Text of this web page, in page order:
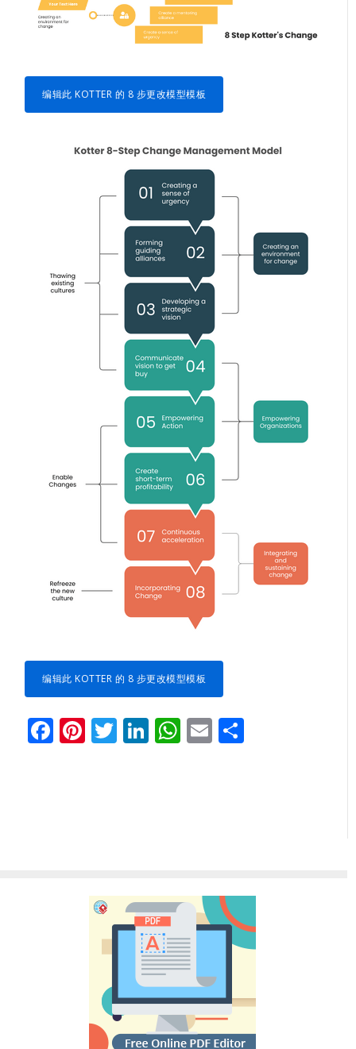
编辑此 KOTTER 的 8 步更改模型模板
编辑此 KOTTER 的 8 步更改模型模板
Facebook
Pinterest
Twitter
LinkedIn
WhatsApp
Email